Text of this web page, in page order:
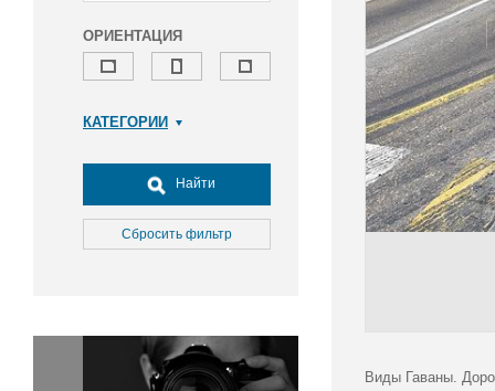
ОРИЕНТАЦИЯ
КАТЕГОРИИ
Досуг, туризм и отдых
Культура
Медицина
Окружающая среда
Политика
Найти
Сбросить фильтр
Виды Гаваны.